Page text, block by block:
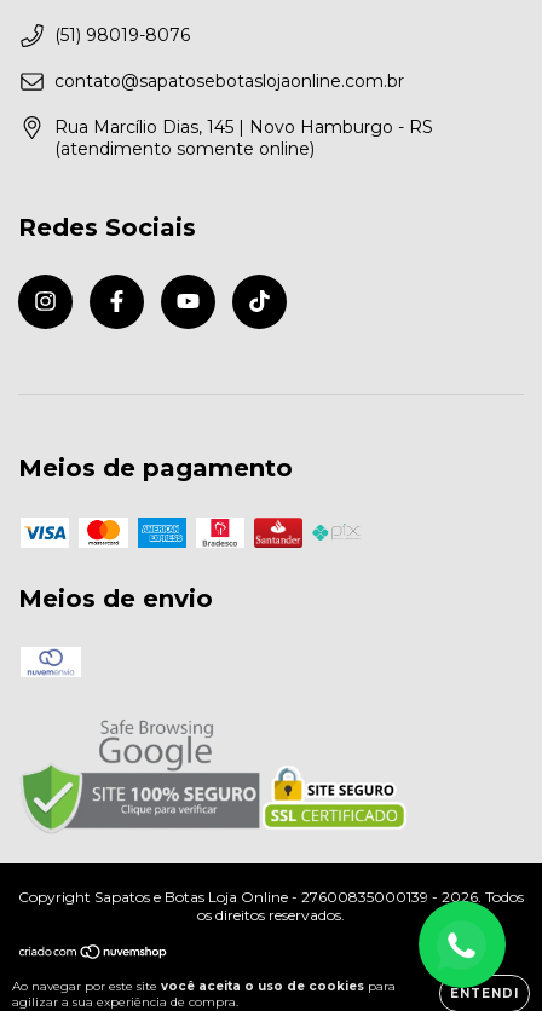
Ao navegar por este site você aceita o uso de cookies para
agilizar a sua experiência de compra.
ENTENDI
(51) 98019-8076
contato@sapatosebotaslojaonline.com.br
Rua Marcílio Dias, 145 | Novo Hamburgo - RS
(atendimento somente online)
Redes Sociais
Meios de pagamento
Meios de envio
Copyright Sapatos e Botas Loja Online - 27600835000139 - 2026. Todos
os direitos reservados.